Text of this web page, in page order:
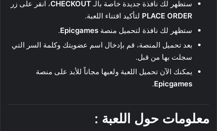
ستظهر لك نافذة جديدة خاصة بالـCHECKOUT، انقر على زر
PLACE ORDER لتأكيد اقتناء اللعبة.
ستظهر لك نافذة لتحميل منصة Epicgames
.
بعد تحميل المنصة، قم بإدخال اسم عضويتك وكلمة السر التي
سجلت بها من قبل.
يمكنك الآن تحميل اللعبة ولعبها مجاناً للأبد على منصة
Epicgames
.
معلومات حول اللعبة :